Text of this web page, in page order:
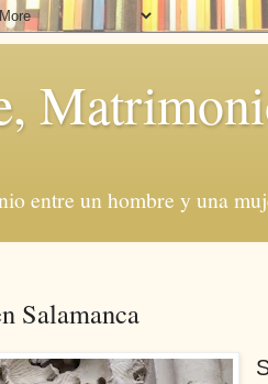
entre un hombre y una
Salamanca